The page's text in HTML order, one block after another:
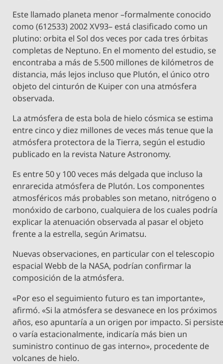
Este llamado planeta menor –formalmente conocido
como (612533) 2002 XV93– está clasificado como un
plutino: orbita el Sol dos veces por cada tres órbitas
completas de Neptuno. En el momento del estudio, se
encontraba a más de 5.500 millones de kilómetros de
distancia, más lejos incluso que Plutón, el único otro
objeto del cinturón de Kuiper con una atmósfera
observada.
La atmósfera de esta bola de hielo cósmica se estima
entre cinco y diez millones de veces más tenue que la
atmósfera protectora de la Tierra, según el estudio
publicado en la revista Nature Astronomy.
Es entre 50 y 100 veces más delgada que incluso la
enrarecida atmósfera de Plutón. Los componentes
atmosféricos más probables son metano, nitrógeno o
monóxido de carbono, cualquiera de los cuales podría
explicar la atenuación observada al pasar el objeto
frente a la estrella, según Arimatsu.
Nuevas observaciones, en particular con el telescopio
espacial Webb de la NASA, podrían confirmar la
composición de la atmósfera.
«Por eso el seguimiento futuro es tan importante»,
afirmó. «Si la atmósfera se desvanece en los próximos
años, eso apuntaría a un origen por impacto. Si
o varía estacionalmente, indicaría más bien un
suministro continuo de gas interno», procedente de
volcanes de hielo.